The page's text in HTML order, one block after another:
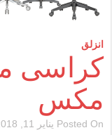
انزلق
كراسى
مكس
Posted On يناير 11, 2018 At 5:08 م By